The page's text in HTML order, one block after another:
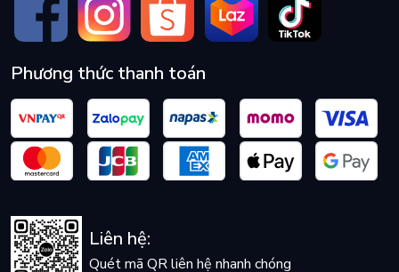
Phương thức thanh toán
Liên hệ:
Quét mã QR liên hệ nhanh chóng